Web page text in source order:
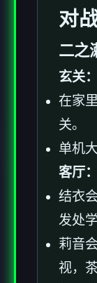
对
二之
玄关：
在家
关。
单机
客厅：
结衣
发处
莉音
视，